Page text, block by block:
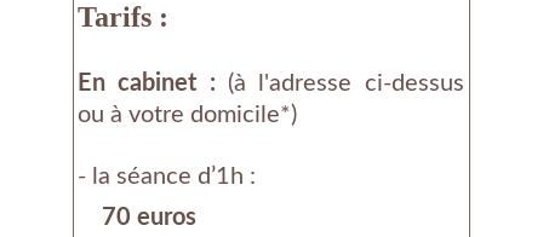
Tarifs :
En cabinet : (à l'adresse ci-dessus
ou à votre domicile*)
- la séance d’1h :
70 euros